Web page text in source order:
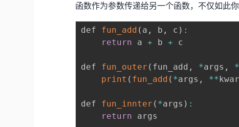
函数作为参数传递给另一个函数，不仅如此
def fun_add ( a , b , c ) :
return a + b + c
def fun_outer ( fun_add , *args ,
print ( fun_add ( *args , **
def fun_innter ( *args ) :
return args